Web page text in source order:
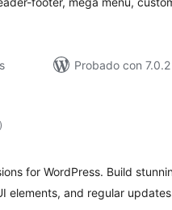
Probado con 7.0.2
total
de
)
for WordPress. Build
elements, and regular